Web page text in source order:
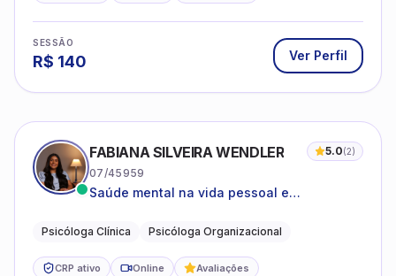
SESSÃO
R$ 140 Ver Perfil
FABIANA SILVEIRA WENDLER 5.0(2)
07/45959
Saúde mental na vida pessoal e
Psicóloga Clínica Psicóloga Organizacional
CRP ativo Online Avaliações